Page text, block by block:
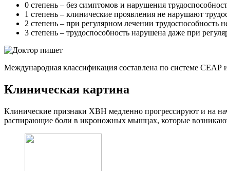
0 степень – без симптомов и нарушения
1 степень – клинические проявления не нарушают
2 степень – при регулярном лечении трудоспособность
3 степень – трудоспособность нарушена даже при
Международная классификация составлена по системе СЕАР
Клиническая картина
Клинические признаки ХВН медленно прогрессируют и на
распирающие боли в икроножных мышцах, которые